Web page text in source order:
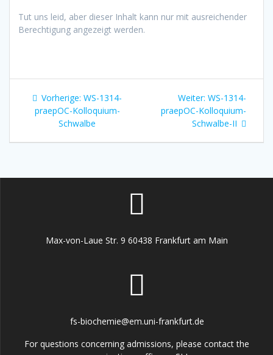
Tut uns leid, aber dieser Inhalt kann nur mit ausreichender
Berechtigung angezeigt werden.
Beitragsnavigation
Vorherige: Vorheriger
Beitrag:
WS-1314-
praepOC-Kolloquium-
Schwalbe
Weiter: Nächster
Beitrag:
WS-1314-
praepOC-Kolloquium-
Schwalbe-II
Max-von-Laue Str. 9 60438 Frankfurt am Main
fs-biochemie@em.uni-frankfurt.de
For questions concerning admissions, please contact the